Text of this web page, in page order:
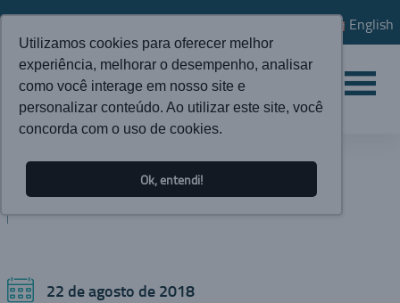
Utilizamos cookies para oferecer melhor
experiência, melhorar o desempenho, analisar
como você interage em nosso site e
personalizar conteúdo. Ao utilizar este site, você
concorda com o uso de cookies.
Ok, entendi!
English
ATUALIDADES
BLOG
22 de agosto de 2018